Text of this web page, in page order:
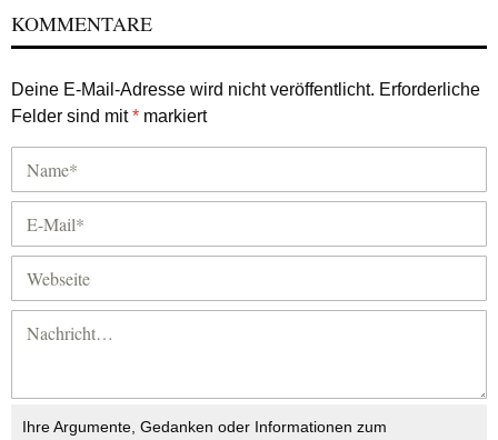
KOMMENTARE
Deine E-Mail-Adresse wird nicht veröffentlicht. Erforderliche
Felder sind mit* markiert
Ihre Argumente, Gedanken oder Informationen zum